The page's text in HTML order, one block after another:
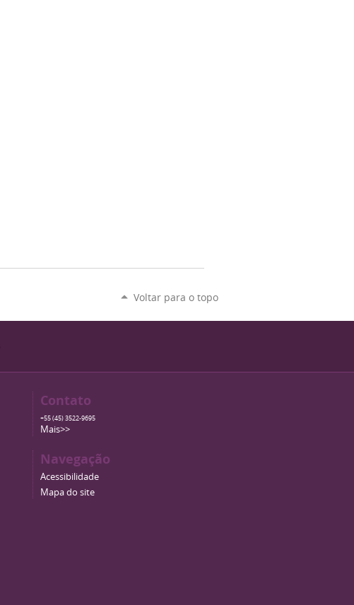
Voltar para o topo
Contato
+55 (45) 3522-9695
Mais>>
Navegação
Acessibilidade
Mapa do site